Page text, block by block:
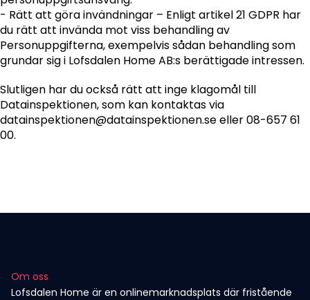
- Rätt att göra invändningar – Enligt artikel 21 GDPR har
du rätt att invända mot viss behandling av
Personuppgifterna, exempelvis sådan behandling som
grundar sig i Lofsdalen Home AB:s berättigade intressen.
Slutligen har du också rätt att inge klagomål till
Datainspektionen, som kan kontaktas via
datainspektionen@datainspektionen.se eller 08-657 61
00.
Om oss
Lofsdalen Home är en onlinemarknadsplats där fristående